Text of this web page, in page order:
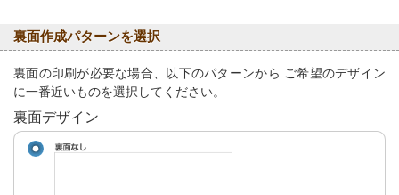
裏面作成パターンを選択
裏面の印刷が必要な場合、以下のパターンから ご希望のデザイン
に一番近いものを選択してください。
裏面デザイン